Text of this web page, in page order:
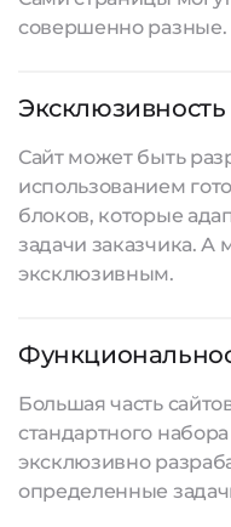
совершенно разные.
Эксклюзивность
Сайт может быть
использованием
блоков, которые
задачи заказчика. А
эксклюзивным.
Большая часть
стандартного
эксклюзивно
определенные